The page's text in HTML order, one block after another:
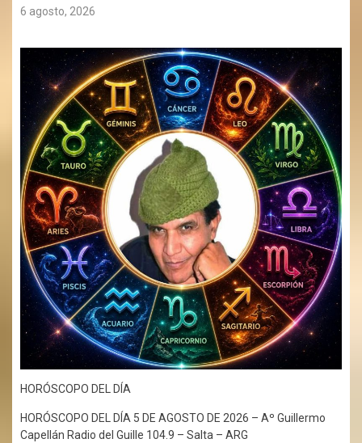
6 agosto, 2026
HORÓSCOPO DEL DÍA
HORÓSCOPO DEL DÍA 5 DE AGOSTO DE 2026 – Aº Guillermo
Capellán Radio del Guille 104.9 – Salta – ARG